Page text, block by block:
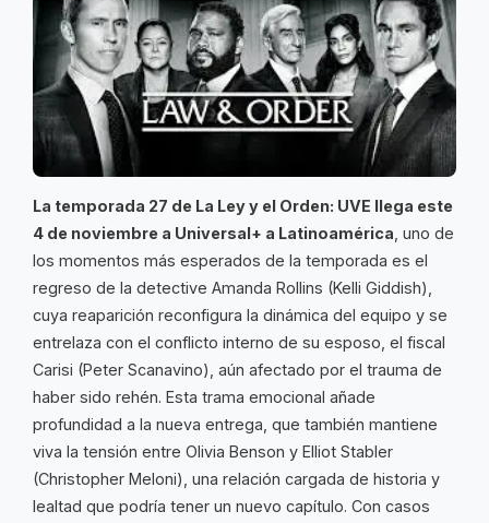
La temporada 27 de La Ley y el Orden: UVE llega este
4 de noviembre a Universal+ a Latinoamérica , uno de
los momentos más esperados de la temporada es el
regreso de la detective Amanda Rollins (Kelli Giddish),
cuya reaparición reconfigura la dinámica del equipo y se
entrelaza con el conflicto interno de su esposo, el fiscal
Carisi (Peter Scanavino), aún afectado por el trauma de
haber sido rehén. Esta trama emocional añade
profundidad a la nueva entrega, que también mantiene
viva la tensión entre Olivia Benson y Elliot Stabler
(Christopher Meloni), una relación cargada de historia y
lealtad que podría tener un nuevo capítulo. Con casos